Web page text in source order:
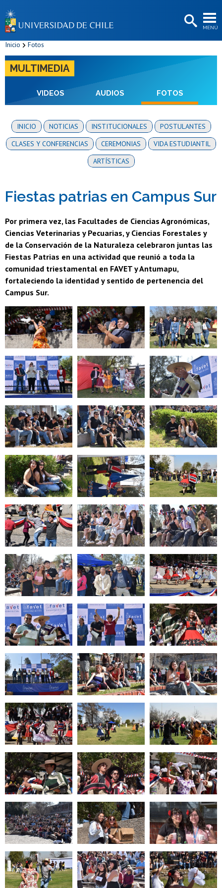
MENÚ
BIBLIOTECAS
Estudiantes
Funcionarias/os
Egresadas/os
Inicio Fotos
MULTIMEDIA
VIDEOS AUDIOS FOTOS
INICIO NOTICIAS INSTITUCIONALES
POSTULANTES
CLASES Y CONFERENCIAS
CEREMONIAS
VIDA ESTUDIANTIL
ARTÍSTICAS
Fiestas patrias en Campus Sur
Por primera vez, las Facultades de Ciencias Agronómicas,
Ciencias Veterinarias y Pecuarias, y Ciencias Forestales y
de la Conservación de la Naturaleza celebraron juntas las
Fiestas Patrias en una actividad que reunió a toda la
comunidad triestamental en FAVET y Antumapu,
fortaleciendo la identidad y sentido de pertenencia del
Campus Sur.
Zoom
Zoom Zoom
Zoom Zoom Zoom
Zoom Zoom Zoom
Zoom Zoom Zoom
Zoom Zoom Zoom
Zoom Zoom Zoom
Zoom Zoom Zoom
Zoom Zoom Zoom
Zoom Zoom Zoom
Zoom Zoom Zoom
Zoom Zoom Zoom
Zoom Zoom Zoom